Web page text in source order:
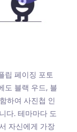
립 페이징 포토
도 블랙 우드, 블
하여 사진첩 인
다. 테마마다 도
자신에게 가장